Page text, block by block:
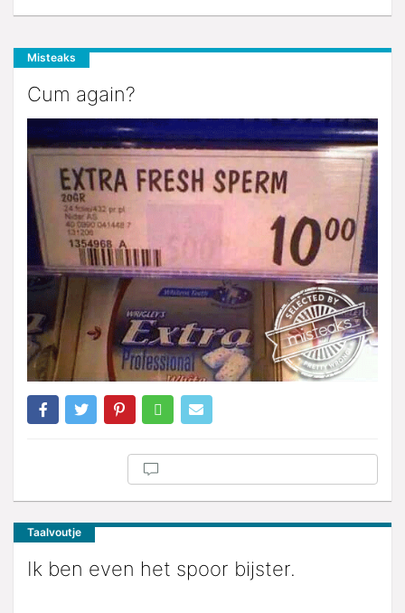
Misteaks
Cum again?
Taalvoutje
Ik ben even het spoor bijster.